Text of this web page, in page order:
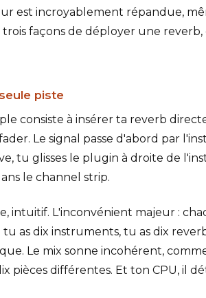
est incroyablement répandue,
façons de déployer une reverb,
piste
consiste à insérer ta reverb
Le signal passe d'abord par
tu glisses le plugin à droite de
le channel strip.
intuitif. L'inconvénient majeur :
tu as dix instruments, tu as dix
Le mix sonne incohérent,
pièces différentes. Et ton CPU, il